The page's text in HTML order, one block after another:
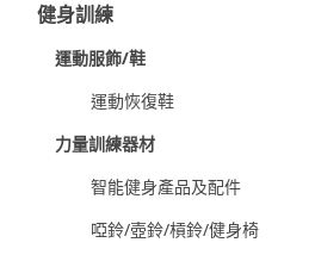
健身訓練
運動服飾/鞋
運動恢復鞋
力量訓練器材
智能健身產品及配件
啞鈴/壺鈴/槓鈴/健身椅